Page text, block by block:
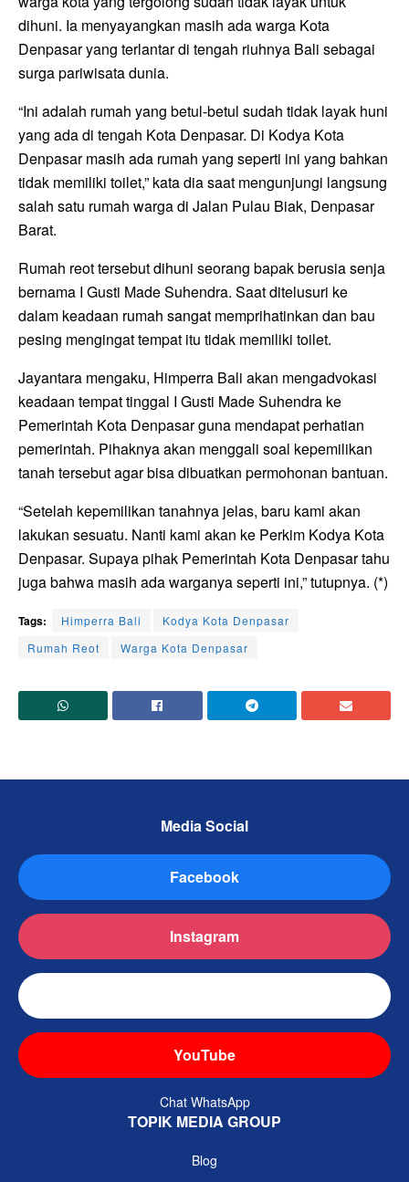
dihuni. Ia menyayangkan masih ada warga Kota
Denpasar yang terlantar di tengah riuhnya Bali sebagai
surga pariwisata dunia.
“Ini adalah rumah yang betul-betul sudah tidak layak huni
yang ada di tengah Kota Denpasar. Di Kodya Kota
Denpasar masih ada rumah yang seperti ini yang bahkan
tidak memiliki toilet,” kata dia saat mengunjungi langsung
salah satu rumah warga di Jalan Pulau Biak, Denpasar
Barat.
Rumah reot tersebut dihuni seorang bapak berusia senja
bernama I Gusti Made Suhendra. Saat ditelusuri ke
dalam keadaan rumah sangat memprihatinkan dan bau
pesing mengingat tempat itu tidak memiliki toilet.
Jayantara mengaku, Himperra Bali akan mengadvokasi
keadaan tempat tinggal I Gusti Made Suhendra ke
Pemerintah Kota Denpasar guna mendapat perhatian
pemerintah. Pihaknya akan menggali soal kepemilikan
tanah tersebut agar bisa dibuatkan permohonan bantuan.
“Setelah kepemilikan tanahnya jelas, baru kami akan
lakukan sesuatu. Nanti kami akan ke Perkim Kodya Kota
Denpasar. Supaya pihak Pemerintah Kota Denpasar tahu
juga bahwa masih ada warganya seperti ini,” tutupnya. (*)
Tags: Himperra Bali
Kodya Kota Denpasar
Rumah Reot
Warga Kota Denpasar
Media Social
Facebook
Instagram
YouTube
Chat WhatsApp
TOPIK MEDIA GROUP
Blog